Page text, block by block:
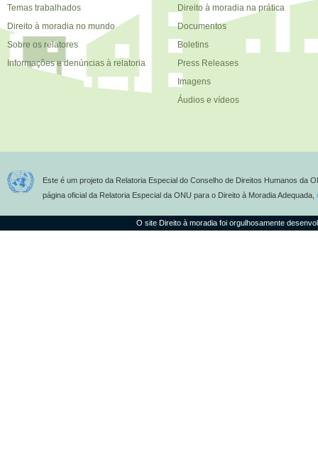
Temas trabalhados
Direito à moradia no mundo
Sobre os relatores
Informações e denúncias à relatoria
Direito à moradia na prática
Documentos
Boletins
Press Releases
Imagens
Áudios e vídeos
Este é um projeto da Relatoria Especial do Conselho de Direitos Humanos da
página oficial da Relatoria Especial da ONU para o Direito à Moradia Adequada,
O site Direito à moradia foi orgulhosamente